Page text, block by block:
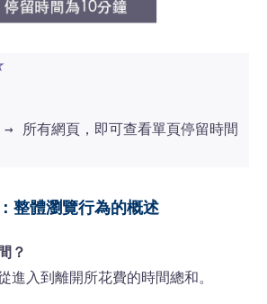
所有網頁 ，即可查看單頁停留時間
整體瀏覽行為的概述
？
進入到離開所花費的時間總和。